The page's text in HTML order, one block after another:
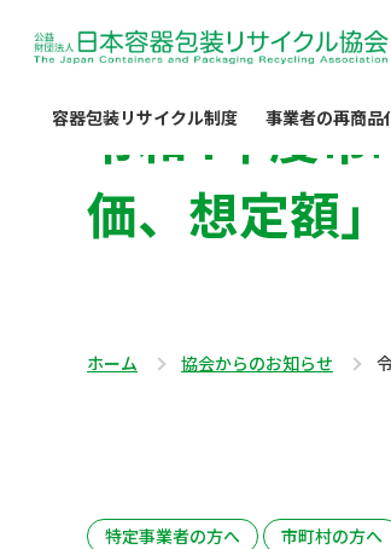
容器包装リサイクル制度 事業者の再商品
令和4年度市
価、想定額」
ホーム 協会からのお知らせ
特定事業者の方へ 市町村の方へ